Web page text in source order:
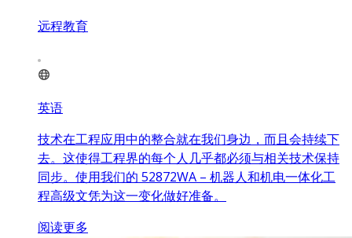
远程教育
英语
技术在工程应用中的整合就在我们身边，而且会持续下
去。这使得工程界的每个人几乎都必须与相关技术保持
同步。使用我们的 52872WA – 机器人和机电一体化工
程高级文凭为这一变化做好准备。
阅读更多